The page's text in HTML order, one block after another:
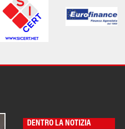
DENTRO LA NOTIZIA